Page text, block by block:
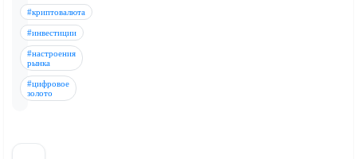
#криптовалюта
#инвестиции
#настроения
рынка
#цифровое
золото